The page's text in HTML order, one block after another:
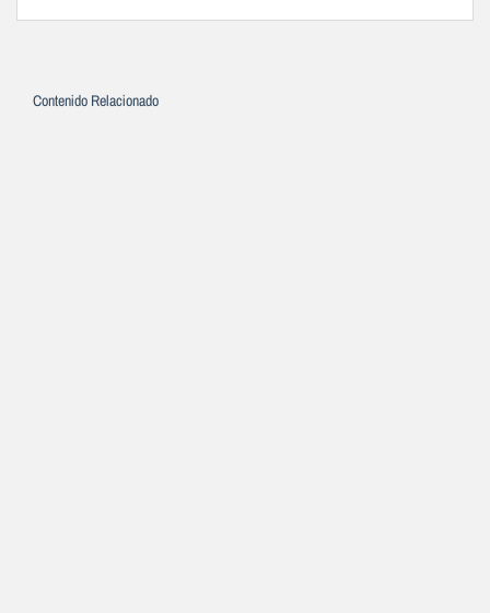
Contenido Relacionado